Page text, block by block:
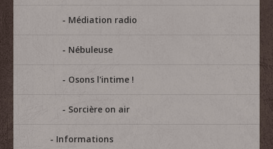
Médiation radio
Nébuleuse
Osons l'intime !
Sorcière on air
Informations